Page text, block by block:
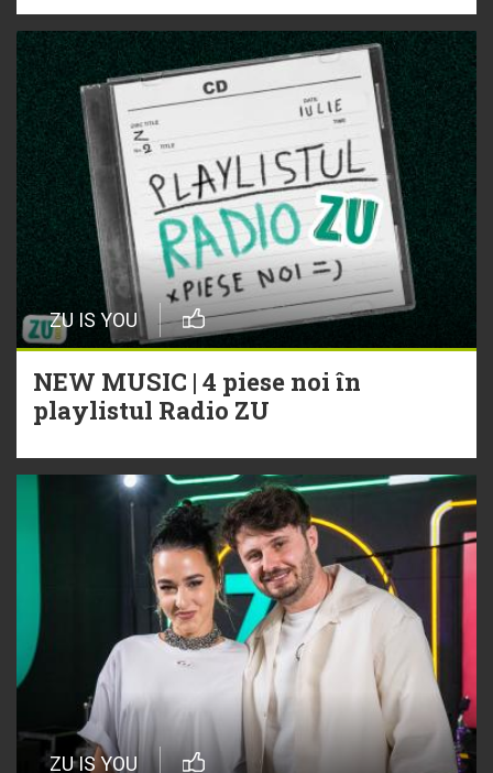
ZU IS YOU
NEW MUSIC | 4 piese noi în
playlistul Radio ZU
ZU IS YOU